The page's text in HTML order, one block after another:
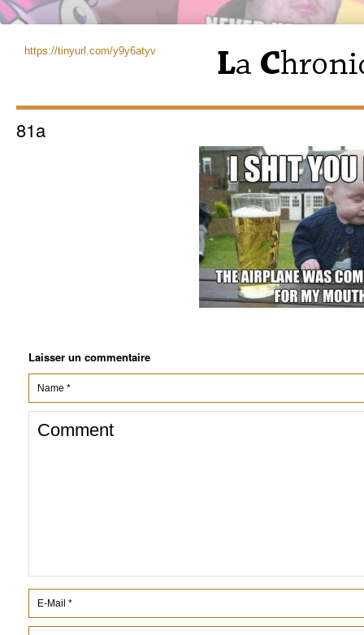
https://tinyurl.com/y9y6atyv
81a
Laisser un commentaire